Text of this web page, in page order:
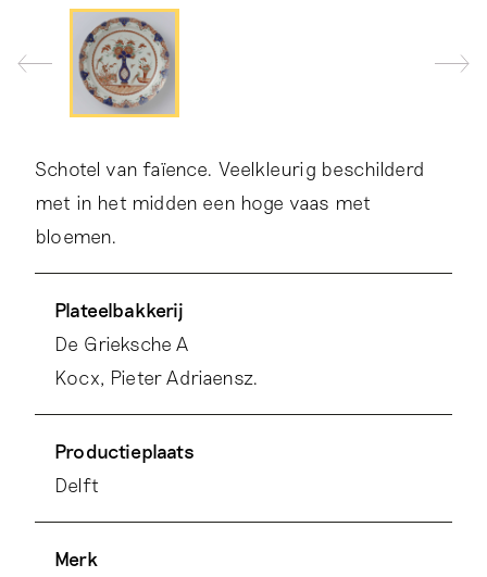
Schotel van faïence. Veelkleurig beschilderd
met in het midden een hoge vaas met
bloemen.
Plateelbakkerij
De Grieksche A
Kocx, Pieter Adriaensz.
Productieplaats
Delft
Merk